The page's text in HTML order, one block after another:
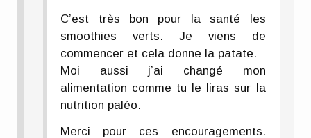
C’est très bon pour la santé les
smoothies verts. Je viens de
commencer et cela donne la patate.
Moi aussi j’ai changé mon
alimentation comme tu le liras sur la
nutrition paléo.
Merci pour ces encouragements.